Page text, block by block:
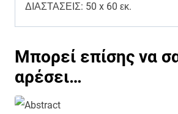
ΔΙΑΣΤΑΣΕΙΣ: 50 x 60 εκ.
Μπορεί επίσης να
αρέσει…